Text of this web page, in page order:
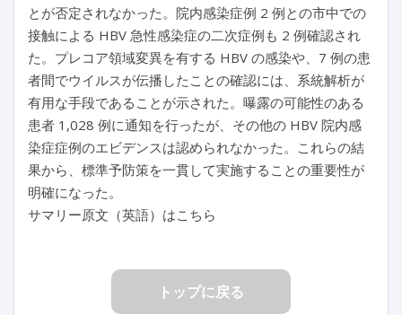
とが否定されなかった。院内感染症例 2 例との市中での
接触による HBV 急性感染症の二次症例も 2 例確認され
た。プレコア領域変異を有する HBV の感染や、7 例の患
者間でウイルスが伝播したことの確認には、系統解析が
有用な手段であることが示された。曝露の可能性のある
患者 1,028 例に通知を行ったが、その他の HBV 院内感
染症症例のエビデンスは認められなかった。これらの結
果から、標準予防策を一貫して実施することの重要性が
明確になった。
サマリー原文（英語）はこちら
トップに戻る